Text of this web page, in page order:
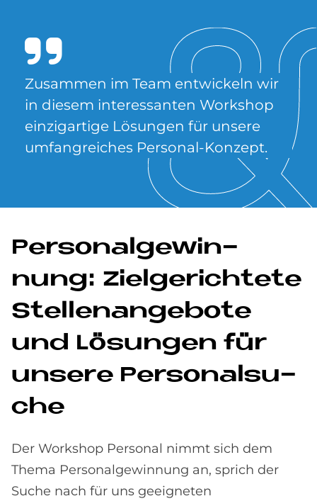
Zu­sam­men im Team ent­wickeln wir
in die­sem in­ter­es­san­ten Work­s­hop
ein­zig­ar­ti­ge Lö­sun­gen für un­se­re
um­fang­rei­ches Per­so­nal-Kon­ze­pt.
Per­so­nal­ge­win­
nung: Ziel­ge­rich­te­te
Stel­len­an­ge­bo­te
und Lö­sun­gen für
un­se­re Per­so­nal­su­
che
Der Workshop Personal nimmt sich dem
Thema Personalgewinnung an, sprich der
Suche nach für uns geeigneten